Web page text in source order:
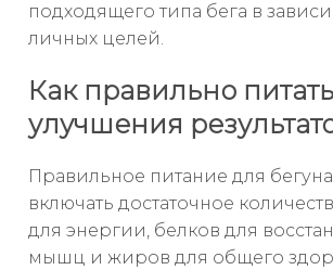
подходящего типа бега в
личных целей.
Как правильно
улучшения
Правильное питание для
включать достаточное
для энергии, белков для
мышц и жиров для общего